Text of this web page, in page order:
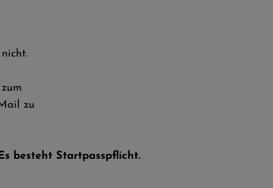
zu
besteht Startpasspflicht.